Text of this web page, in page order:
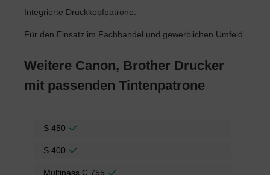
Integrierte Druckkopfpatrone.
Für den Einsatz im Fachhandel und gewerblichen Umfeld.
Weitere Canon, Brother Drucker
mit passenden Tintenpatrone
S 450
S 400
Multipass C 755